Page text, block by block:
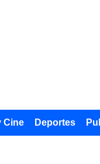
Cine Deportes